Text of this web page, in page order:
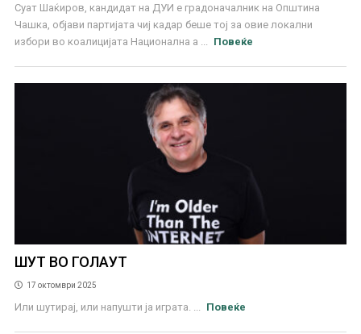
Суат Шаќиров, кандидат на ДУИ е градоначалник на Општина
Чашка, објави партијата чиј кадар беше тој за овие локални
избори во коалицијата Национална а ...
Повеќе
ШУТ ВО ГОЛАУТ
17 октомври 2025
Или шутирај, или напушти ја играта. ... Повеќе